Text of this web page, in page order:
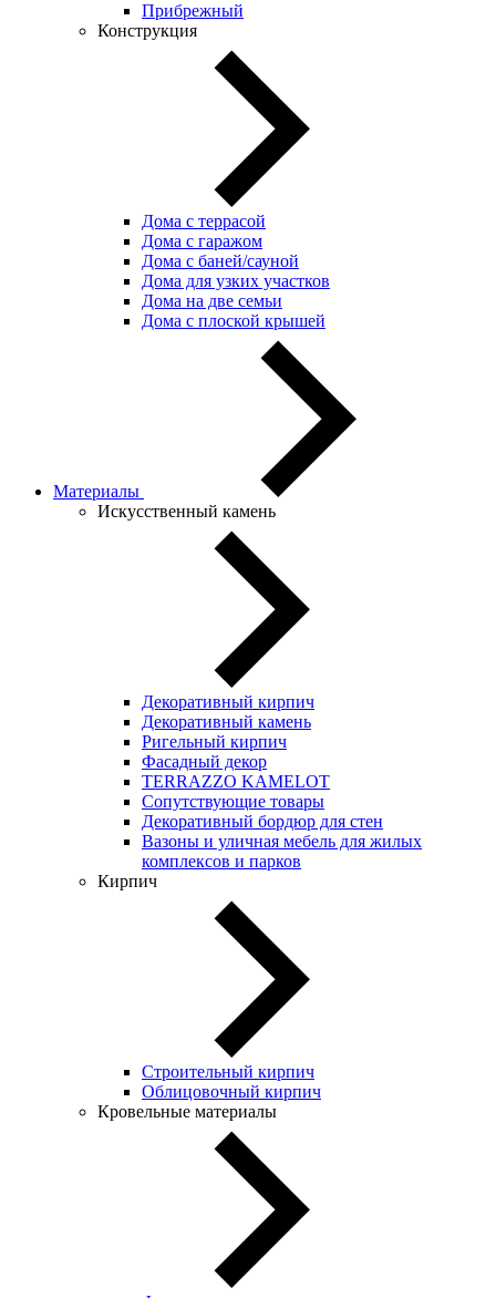
Прибрежный
Конструкция
Дома с террасой
Дома с гаражом
Дома с баней/сауной
Дома для узких участков
Дома на две семьи
Дома с плоской крышей
Материалы
Искусственный камень
Декоративный кирпич
Декоративный камень
Ригельный кирпич
Фасадный декор
TERRAZZO KAMELOT
Сопутствующие товары
Декоративный бордюр для стен
Вазоны и уличная мебель для жилых
комплексов и парков
Кирпич
Строительный кирпич
Облицовочный кирпич
Кровельные материалы